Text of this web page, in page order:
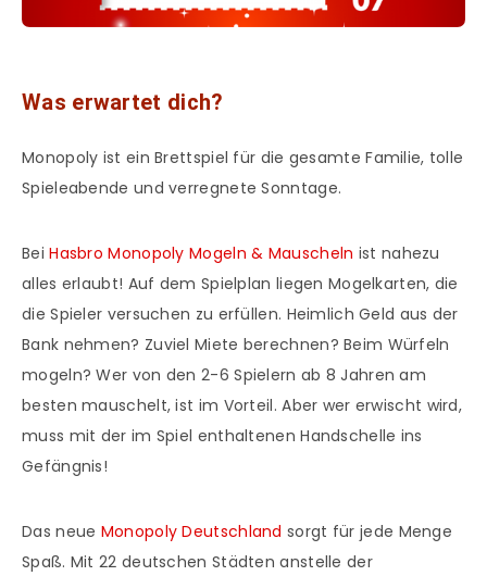
Was erwartet dich?
Monopoly ist ein Brettspiel für die gesamte Familie, tolle
Spieleabende und verregnete Sonntage.
BeiHasbro Monopoly Mogeln & Mauscheln ist nahezu
alles erlaubt! Auf dem Spielplan liegen Mogelkarten, die
die Spieler versuchen zu erfüllen. Heimlich Geld aus der
Bank nehmen? Zuviel Miete berechnen? Beim Würfeln
mogeln? Wer von den 2-6 Spielern ab 8 Jahren am
besten mauschelt, ist im Vorteil. Aber wer erwischt wird,
muss mit der im Spiel enthaltenen Handschelle ins
Gefängnis!
Das neue Monopoly Deutschland sorgt für jede Menge
Spaß. Mit 22 deutschen Städten anstelle der